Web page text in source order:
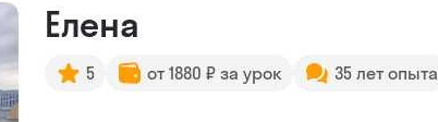
Елена
5 от 1880 ₽ за урок 35 лет опыта